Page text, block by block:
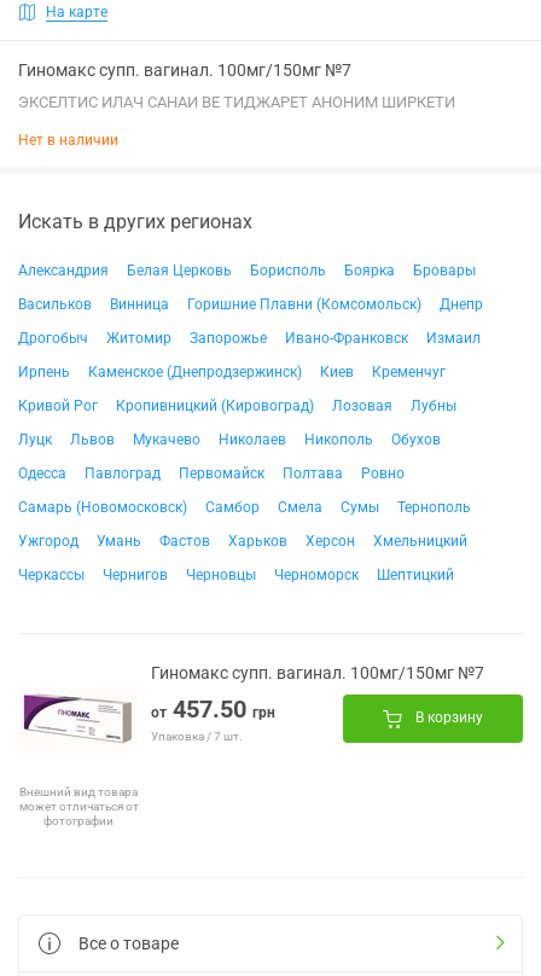
На карте
Гиномакс супп. вагинал. 100мг/150мг №7
ЭКСЕЛТИС ИЛАЧ САНАИ ВЕ ТИДЖАРЕТ АНОНИМ ШИРКЕТИ
Нет в наличии
Искать в других регионах
Александрия Белая Церковь Борисполь Боярка
Бровары
Васильков
Винница Горишние Плавни (Комсомольск)
Днепр
Дрогобыч
Житомир Запорожье Ивано-Франковск
Измаил
Ирпень
Каменское (Днепродзержинск) Киев
Кременчуг
Кривой Рог
Кропивницкий (Кировоград) Лозовая
Лубны
Луцк
Львов Мукачево Николаев Никополь
Обухов
Одесса
Павлоград Первомайск Полтава
Ровно
Самарь (Новомосковск)
Самбор Смела Сумы
Тернополь
Ужгород
Умань Фастов Харьков Херсон
Хмельницкий
Черкассы
Чернигов Черновцы Черноморск Шептицкий
Внешний вид товара
может отличаться от
фотографии
Гиномакс супп. вагинал. 100мг/150мг №7
от 457.50 грн
Упаковка / 7 шт.
В корзину
Все о товаре